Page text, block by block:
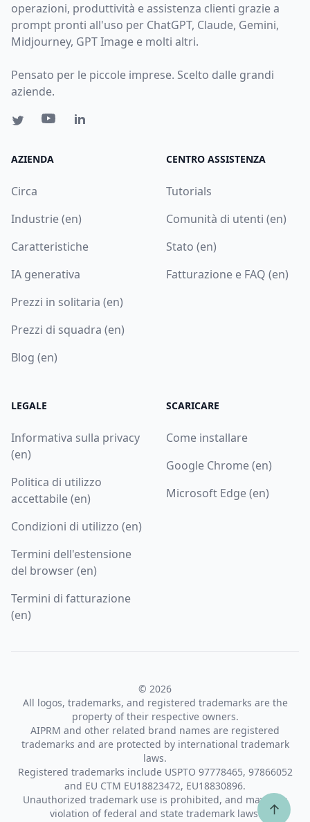
operazioni, produttività e assistenza clienti grazie a
prompt pronti all'uso per ChatGPT, Claude, Gemini,
Midjourney, GPT Image e molti altri.
Pensato per le piccole imprese. Scelto dalle grandi
aziende.
AZIENDA
Circa
Industrie (en)
Caratteristiche
IA generativa
Prezzi in solitaria (en)
Prezzi di squadra (en)
Blog (en)
CENTRO ASSISTENZA
Tutorials
Comunità di utenti (en)
Stato (en)
Fatturazione e FAQ (en)
LEGALE
Informativa sulla privacy
(en)
Politica di utilizzo
accettabile (en)
Condizioni di utilizzo (en)
Termini dell'estensione
del browser (en)
Termini di fatturazione
(en)
SCARICARE
Come installare
Google Chrome (en)
Microsoft Edge (en)
© 2026
All logos, trademarks, and registered trademarks are the
property of their respective owners.
AIPRM and other related brand names are registered
trademarks and are protected by international trademark
laws.
Registered trademarks include USPTO 97778465, 97866052
and EU CTM EU18823472, EU18830896.
Unauthorized trademark use is prohibited, and may be a
violation of federal and state trademark laws.
↑